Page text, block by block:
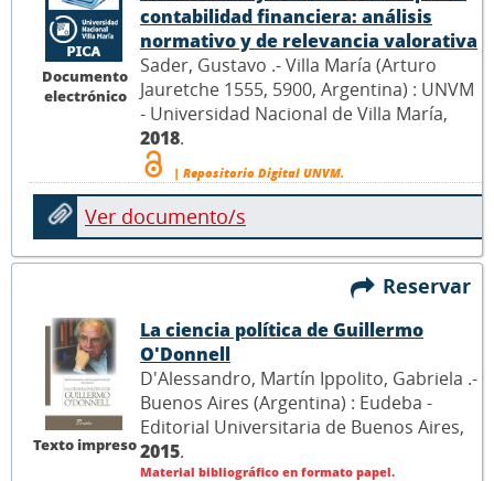
Documento
electrónico
contabilidad financiera: análisis
normativo y de relevancia valorativa
Sader, Gustavo .- Villa María (Arturo
Jauretche 1555, 5900, Argentina) : UNVM
- Universidad Nacional de Villa María,
2018.
| Repositorio Digital UNVM.
Ver documento/s
Reservar
Texto impreso
La ciencia política de Guillermo
O'Donnell
D'Alessandro, Martín Ippolito, Gabriela .-
Buenos Aires (Argentina) : Eudeba -
Editorial Universitaria de Buenos Aires,
2015.
Material bibliográfico en formato papel.